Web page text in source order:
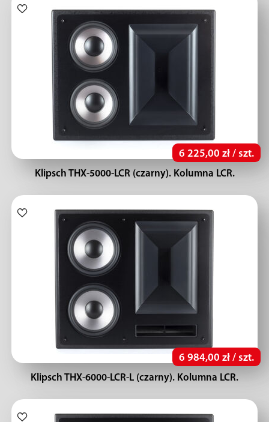
6 225,00 zł / szt.
Klipsch THX-5000-LCR (czarny). Kolumna LCR.
6 984,00 zł / szt.
Klipsch THX-6000-LCR-L (czarny). Kolumna LCR.